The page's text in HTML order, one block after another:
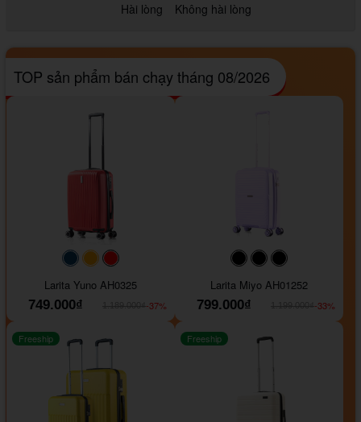
Hài lòng Không hài lòng
TOP sản phẩm bán chạy tháng 08/2026
#093f69#ffa500
Larita Yuno AH0325
749.000₫
-37%
#000000#000000
Larita Miyo AH01252
799.000₫
-33%
Freeship Freeship